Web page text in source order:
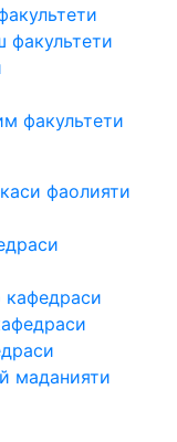
факультети
фаолияти
кафедраси
маданияти